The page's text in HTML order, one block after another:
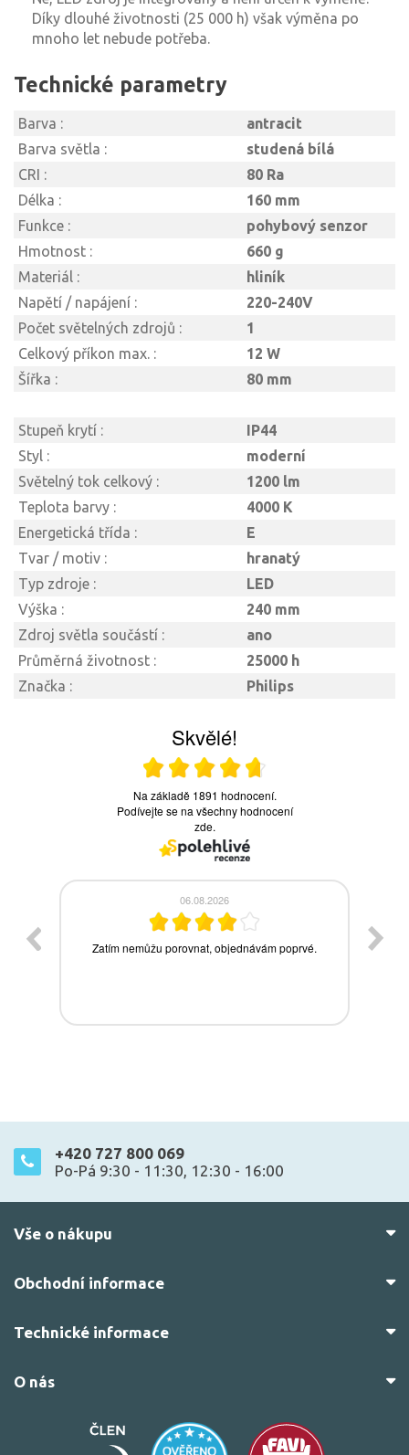
Díky dlouhé životnosti (25 000 h) však výměna po
mnoho let nebude potřeba.
Technické parametry
Barva :
antracit
Barva světla :
studená bílá
CRI :
80 Ra
Délka :
160 mm
Funkce :
pohybový senzor
Hmotnost :
660 g
Materiál :
hliník
Napětí / napájení :
220-240V
Počet světelných zdrojů :
1
Celkový příkon max. :
12 W
Šířka :
80 mm
Stupeň krytí :
IP44
Styl :
moderní
Světelný tok celkový :
1200 lm
Teplota barvy :
4000 K
Energetická třída :
E
Tvar / motiv :
hranatý
Typ zdroje :
LED
Výška :
240 mm
Zdroj světla součástí :
ano
Průměrná životnost :
25000 h
Značka :
Philips
+420 727 800 069
Po-Pá 9:30 - 11:30, 12:30 - 16:00
Vše o nákupu
Obchodní informace
Technické informace
O nás